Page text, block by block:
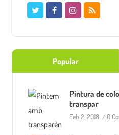
Popular
Pintura de
transpar
Feb 2, 2018 /0